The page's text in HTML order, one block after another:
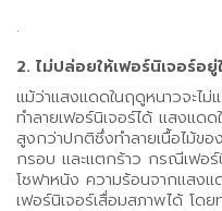
.
2. ไม่ปล่อยให้เฟอร์นิเจอร์อ
แม้ว่าแสงแดดในฤดูหนาวจะไม่
ทำลายเฟอร์นิเจอร์ได้ แสงแด
สูงกว่าปกติซึ่งทำลายเนื้อไม้ขอ
กรอบ และแตกร้าว กรณีเฟอร์
โซฟาหนัง ความร้อนจากแสงแ
เฟอร์นิเจอร์เสื่อมสภาพได้ โด